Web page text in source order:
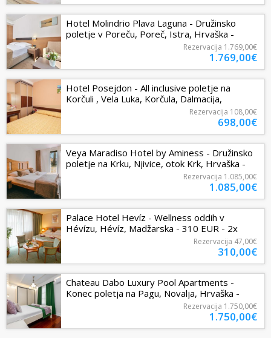
Hotel Molindrio Plava Laguna - Družinsko
poletje v Poreču, Poreč, Istra, Hrvaška -
Rezervacija 1.769,00€
1.769,00€
Hotel Posejdon - All inclusive poletje na
Korčuli , Vela Luka, Korčula, Dalmacija,
Hrvaška - 698 EUR - 5x nočitev v...Rezervacija 108,00€
698,00€
Veya Maradiso Hotel by Aminess - Družinsko
poletje na Krku, Njivice, otok Krk, Hrvaška -
Rezervacija 1.085,00€
1.085,00€
Palace Hotel Hevíz - Wellness oddih v
Hévízu, Hévíz, Madžarska - 310 EUR - 2x
nočitev v dvoposteljni Standard...Rezervacija 47,00€
310,00€
Chateau Dabo Luxury Pool Apartments -
Konec poletja na Pagu, Novalja, Hrvaška -
1750 EUR - 7x nočitev v dvosobnem...
Rezervacija 1.750,00€
1.750,00€